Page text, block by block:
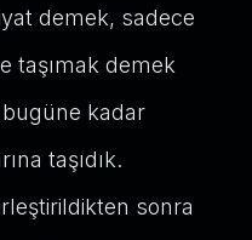
demek, sadece
taşımak demek
kadar
taşıdık.
sonra